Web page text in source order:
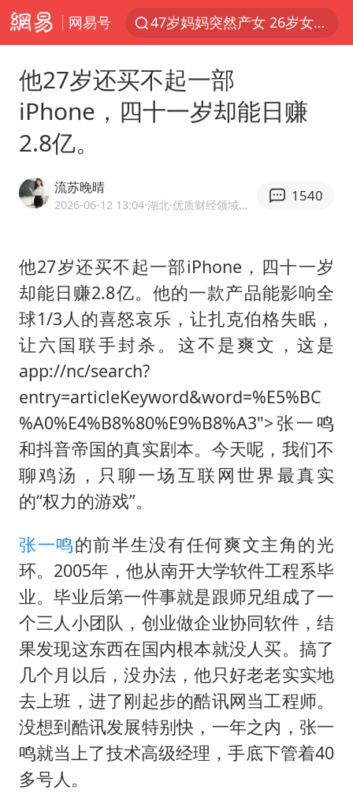
网易号
47岁妈妈突然产女 26岁女儿：很震惊
中国稀土盘中涨停
日韩股市高开跳水 SK海力士下挫转跌
OpenAI为免费用户升级GPT-5.6 Luna
粉笔发布“自曝式”公开信
女子利用漏洞0元薅走3000多件家电
深圳地面沉降致车辆损坏系谣言
现代版摸金校尉落网查获400多枚古币
毛宁转发梯田音乐会视频海外网友赞叹
奋进开新局 实干挑大梁
他27岁还买不起一部
iPhone，四十一岁却能日赚
2.8亿。
流苏晚晴
2026-06-12 13:04·湖北 ·优质财经领域创作者
1540
他27岁还买不起一部iPhone，四十一岁
却能日赚2.8亿。他的一款产品能影响全
球1/3人的喜怒哀乐，让扎克伯格失眠，
让六国联手封杀。这不是爽文，这是
app://nc/search?
entry=articleKeyword&word=%E5%BC
%A0%E4%B8%80%E9%B8%A3">张一鸣
和抖音帝国的真实剧本。今天呢，我们不
聊鸡汤，只聊一场互联网世界最真实
的“权力的游戏”。
张一鸣的前半生没有任何爽文主角的光
环。2005年，他从南开大学软件工程系毕
业。毕业后第一件事就是跟师兄组成了一
个三人小团队，创业做企业协同软件，结
果发现这东西在国内根本就没人买。搞了
几个月以后，没办法，他只好老老实实地
去上班，进了刚起步的酷讯网当工程师。
没想到酷讯发展特别快，一年之内，张一
鸣就当上了技术高级经理，手底下管着40
多号人。